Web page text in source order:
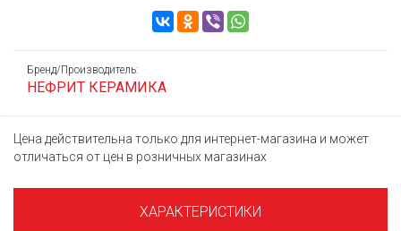
Бренд/Производитель:
НЕФРИТ КЕРАМИКА
Цена действительна только для интернет-магазина и может
отличаться от цен в розничных магазинах
ХАРАКТЕРИСТИКИ